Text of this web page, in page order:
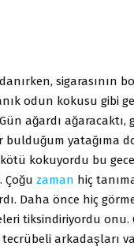
odun kokusu gibi
ağardı ağaracaktı,
bulduğum yatağıma
kokuyordu bu
Çoğu zaman hiç
Daha önce hiç
tiksindiriyordu onu.
arkadaşları